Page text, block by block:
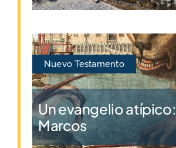
Nuevo Testamento
Un evangelio atípico:
Marcos